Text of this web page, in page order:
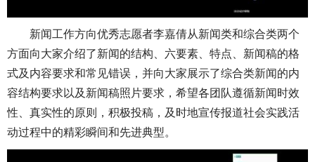
新闻工作方向优秀志愿者李嘉倩从新闻类和综合类两个
方面向大家介绍了新闻的结构、六要素、特点、新闻稿的格
式及内容要求和常见错误，并向大家展示了综合类新闻的内
容结构要求以及新闻稿照片要求，希望各团队遵循新闻时效
性、真实性的原则，积极投稿，及时地宣传报道社会实践活
动过程中的精彩瞬间和先进典型。